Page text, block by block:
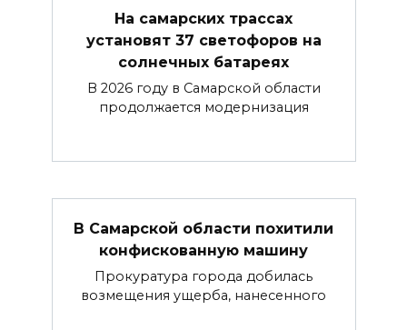
На самарских трассах
установят 37 светофоров на
солнечных батареях
В 2026 году в Самарской области
продолжается модернизация
В Самарской области похитили
конфискованную машину
Прокуратура города добилась
возмещения ущерба, нанесенного